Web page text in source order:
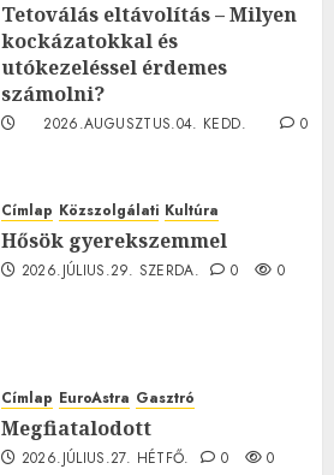
Tetoválás eltávolítás – Milyen
kockázatokkal és
utókezeléssel érdemes
számolni?
2026.AUGUSZTUS.04. KEDD.
0
Címlap Közszolgálati Kultúra
Hősök gyerekszemmel
2026.JÚLIUS.29. SZERDA. 0 0
Címlap EuroAstra Gasztró
Megfiatalodott
2026.JÚLIUS.27. HÉTFŐ. 0 0